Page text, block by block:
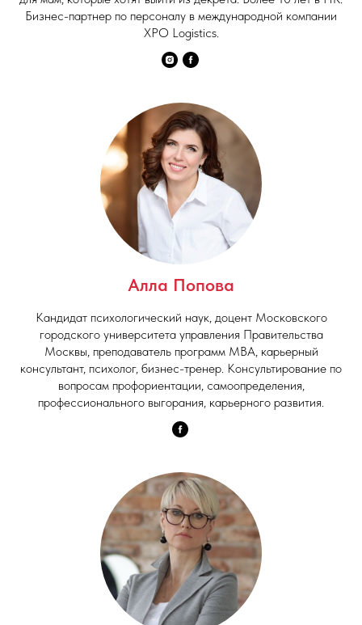
Бизнес-партнер по персоналу в международной компании
XPO Logistics.
Алла Попова
Кандидат психологический наук, доцент Московского
городского университета управления Правительства
Москвы, преподаватель программ MBA, карьерный
консультант, психолог, бизнес-тренер. Консультирование по
вопросам профориентации, самоопределения,
профессионального выгорания, карьерного развития.